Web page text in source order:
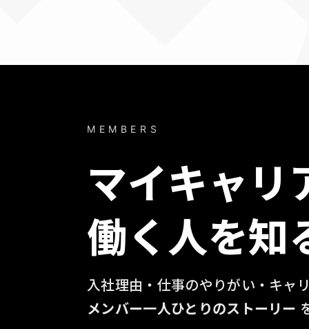
MEMBERS
マイキャリ
働く人を知
入社理由・仕事のやりがい・キャリ
メンバー一人ひとりのストーリー